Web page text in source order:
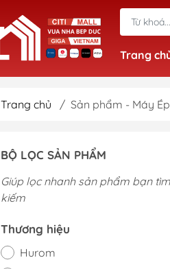
Trang
Trang chủ / Sản phẩm - Máy
BỘ LỌC SẢN PHẨM
Giúp lọc nhanh sản phẩm bạn tìm
kiếm
Thương hiệu
Hurom